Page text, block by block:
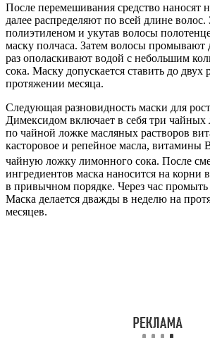
После перемешивания средство наносят
далее распределяют по всей длине волос.
полиэтиленом и укутав волосы
маску полчаса. Затем волосы промывают
раз ополаскивают водой с небольшим
сока. Маску допускается ставить до двух
протяжении месяца.
Следующая разновидность маски для
Димексидом включает в себя три
по чайной ложке масляных растворов
касторовое и репейное масла, витамины
чайную ложку лимонного сока. После
ингредиентов маска наносится на корни
в привычном порядке. Через час промыть
Маска делается дважды в неделю на
месяцев.